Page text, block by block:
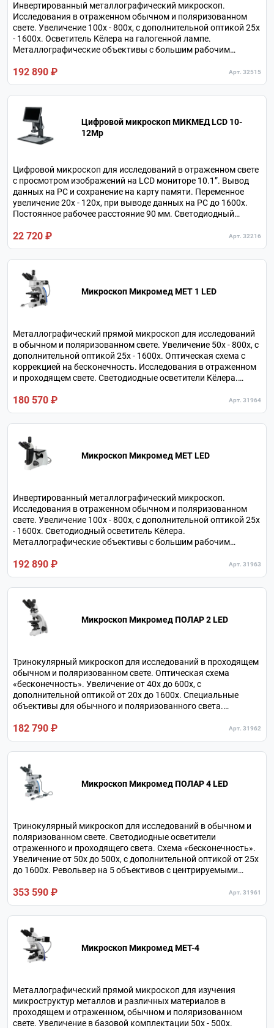
Инвертированный металлографический микроскоп.
Исследования в отраженном обычном и поляризованном
свете. Увеличение 100х - 800х, с дополнительной оптикой 25х
- 1600х. Осветитель Кёлера на галогенной лампе.
Металлографические объективы с большим рабочим
Револьверное устройство на 5 объективов.
192 890 ₽ Арт. 32515
Цифровой микроскоп МИКМЕД LCD 10-
12Mp
Цифровой микроскоп для исследований в отраженном свете
с просмотром изображений на LCD мониторе 10.1”. Вывод
данных на РС и сохранение на карту памяти. Переменное
увеличение 20х - 120х, при выводе данных на РС до 1600х.
Постоянное рабочее расстояние 90 мм. Светодиодный
аккумулятора.
22 720 ₽ Арт. 32216
Микроскоп Микромед МЕТ 1 LED
Металлографический прямой микроскоп для исследований
в обычном и поляризованном свете. Увеличение 50х - 800х, с
дополнительной оптикой 25х - 1600х. Оптическая схема с
коррекцией на бесконечность. Исследования в отраженном
и проходящем свете. Светодиодные осветители Кёлера.
180 570 ₽ Арт. 31964
Микроскоп Микромед МЕТ LED
Инвертированный металлографический микроскоп.
Исследования в отраженном обычном и поляризованном
свете. Увеличение 100х - 800х, с дополнительной оптикой 25х
- 1600х. Светодиодный осветитель Кёлера.
Металлографические объективы с большим рабочим
Револьверное устройство на 5 объективов.
192 890 ₽ Арт. 31963
Микроскоп Микромед ПОЛАР 2 LED
Тринокулярный микроскоп для исследований в проходящем
обычном и поляризованном свете. Оптическая схема
«бесконечность». Увеличение от 40х до 600х, с
дополнительной оптикой от 20х до 1600х. Специальные
объективы для обычного и поляризованного света.
предметный столик с центрировкой.
182 790 ₽ Арт. 31962
Микроскоп Микромед ПОЛАР 4 LED
Тринокулярный микроскоп для исследований в обычном и
поляризованном свете. Светодиодные осветители
отраженного и проходящего света. Схема «бесконечность».
Увеличение от 50х до 500х, с дополнительной оптикой от 25х
до 1600х. Револьвер на 5 объективов с центрируемыми
поворотный столик с накладным препаратоводителем.
353 590 ₽ Арт. 31961
Микроскоп Микромед МЕТ-4
Металлографический прямой микроскоп для изучения
микроструктур металлов и различных материалов в
проходящем и отраженном, обычном и поляризованном
свете. Увеличение в базовой комплектации 50х - 500х.